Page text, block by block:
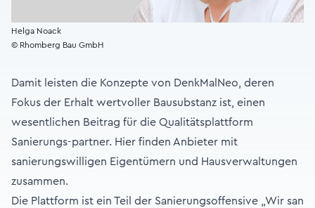
Helga Noack
© Rhomberg Bau GmbH
Damit leisten die Konzepte von DenkMalNeo, deren
Fokus der Erhalt wertvoller Bausubstanz ist, einen
wesentlichen Beitrag für die Qualitätsplattform
Sanierungs-partner. Hier finden Anbieter mit
sanierungswilligen Eigentümern und Hausverwaltungen
zusammen.
Die Plattform ist ein Teil der Sanierungsoffensive „Wir san